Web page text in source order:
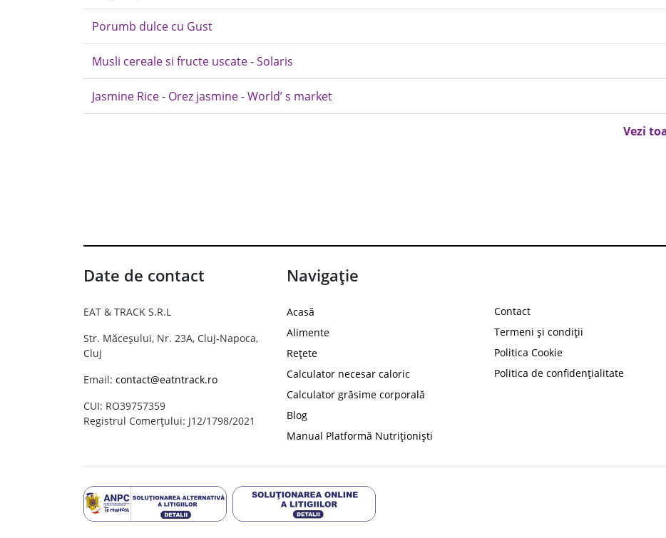
Porumb dulce cu Gust
Musli cereale si fructe uscate - Solaris
Jasmine Rice - Orez jasmine - World’ s market
Vezi
Date de contact
EAT & TRACK S.R.L
Str. Măceșului, Nr. 23A, Cluj-Napoca,
Cluj
Email: contact@eatntrack.ro
CUI: RO39757359
Registrul Comerțului: J12/1798/2021
Navigație
Acasă
Alimente
Rețete
Calculator necesar caloric
Calculator grăsime corporală
Blog
Manual Platformă Nutriționiști
Contact
Termeni și condiții
Politica Cookie
Politica de confidențialitate
PROTO41
reducere la